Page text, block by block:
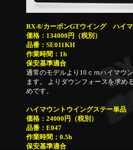
RX-8/カーボンGTウイング ハイ
価格：134000円（税別）
品番：SE011KH
作業時間：1h
保安基準適合
通常のモデルより10ｃｍハイマウ
ます。 よりダウンフォースを求め
めです。
ハイマウントウイングステー単品
価格：24000円（税別）
品番：E047
作業時間：0.5h
保安基準適合